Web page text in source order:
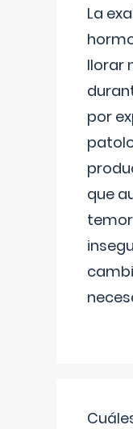
La
llorar
por
que